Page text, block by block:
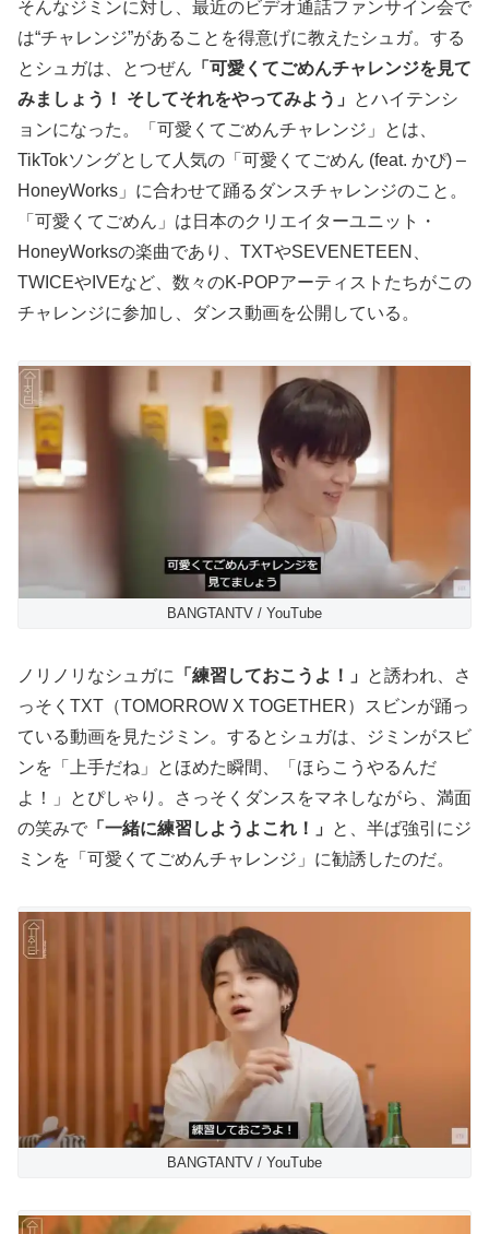
そんなジミンに対し、最近のビデオ通話ファンサイン会で
は“チャレンジ”があることを得意げに教えたシュガ。する
とシュガは、とつぜん 「可愛くてごめんチャレンジを見て
みましょう！ そしてそれをやってみよう」
とハイテンシ
ョンになった。「可愛くてごめんチャレンジ」とは、
TikTokソングとして人気の「可愛くてごめん (feat. かぴ) –
HoneyWorks」に合わせて踊るダンスチャレンジのこと。
「可愛くてごめん」は日本のクリエイターユニット・
HoneyWorksの楽曲であり、TXTやSEVENETEEN、
TWICEやIVEなど、数々のK-POPアーティストたちがこの
チャレンジに参加し、ダンス動画を公開している。
BANGTANTV / YouTube
ノリノリなシュガに 「練習しておこうよ！」
と誘われ、さ
っそくTXT（TOMORROW X TOGETHER）スビンが踊っ
ている動画を見たジミン。するとシュガは、ジミンがスビ
ンを「上手だね」とほめた瞬間、「ほらこうやるんだ
よ！」とぴしゃり。さっそくダンスをマネしながら、満面
の笑みで 「一緒に練習しようよこれ！」
と、半ば強引にジ
ミンを「可愛くてごめんチャレンジ」に勧誘したのだ。
BANGTANTV / YouTube